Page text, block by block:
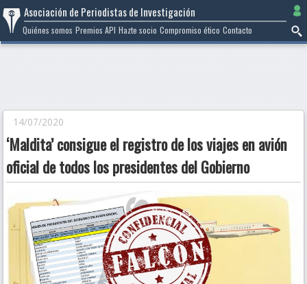
Ir
al
contenido
Asociación de Periodistas de Investigación
Quiénes somos Premios API Hazte socio Compromiso ético Contacto
14/07/2020
‘Maldita’ consigue el registro de los viajes en avión
oficial de todos los presidentes del Gobierno